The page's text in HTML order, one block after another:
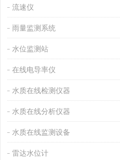
流速仪
雨量监测系统
水位监测站
在线电导率仪
水质在线检测仪器
水质在线分析仪器
水质在线监测设备
雷达水位计